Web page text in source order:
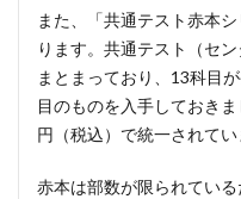
また、「共通テスト赤本
ります。共通テスト（セ
まとまっており、13科目
目のものを入手しておき
円（税込）で統一されてい
赤本は部数が限られてい